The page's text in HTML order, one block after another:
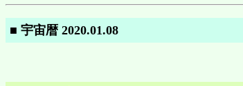
■ 宇宙暦 2020.01.08